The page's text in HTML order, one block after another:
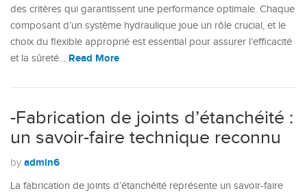
des critères qui garantissent une performance optimale. Chaque
composant d’un système hydraulique joue un rôle crucial, et le
choix du flexible approprié est essential pour assurer l’efficacité
et la sûreté… Read More
-Fabrication de joints d’étanchéité :
un savoir-faire technique reconnu
by admin6
La fabrication de joints d’étanchéité représente un savoir-faire